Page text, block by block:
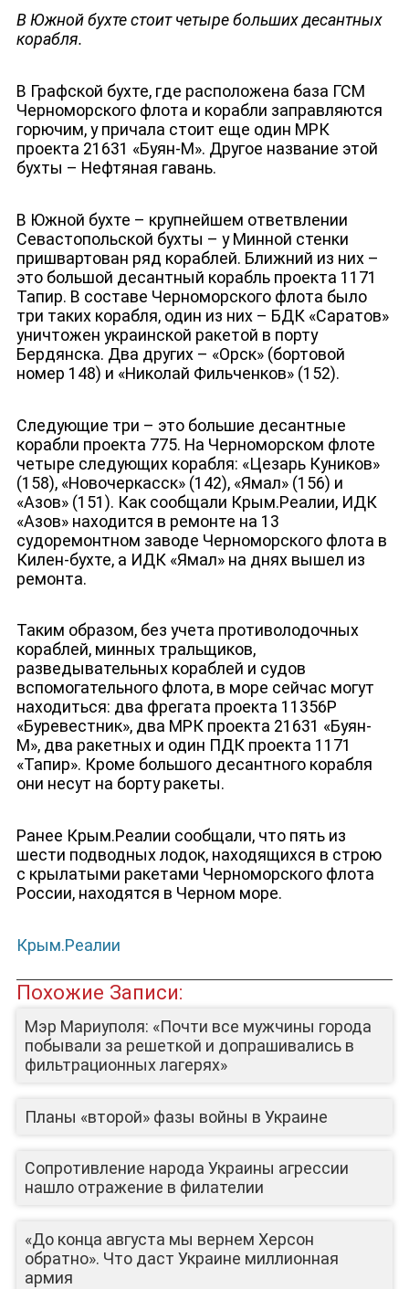
ЮТУБ-КАНАЛ
ЛИЦА КАНАЛА
В Южной бухте стоит четыре больших десантных
корабля.
В Графской бухте, где расположена база ГСМ
Черноморского флота и корабли заправляются
горючим, у причала стоит еще один МРК
проекта 21631 «Буян-М». Другое название этой
бухты – Нефтяная гавань.
В Южной бухте – крупнейшем ответвлении
Севастопольской бухты – у Минной стенки
пришвартован ряд кораблей. Ближний из них –
это большой десантный корабль проекта 1171
Тапир. В составе Черноморского флота было
три таких корабля, один из них – БДК «Саратов»
уничтожен украинской ракетой в порту
Бердянска. Два других – «Орск» (бортовой
номер 148) и «Николай Фильченков» (152).
Следующие три – это большие десантные
корабли проекта 775. На Черноморском флоте
четыре следующих корабля: «Цезарь Куников»
(158), «Новочеркасск» (142), «Ямал» (156) и
«Азов» (151). Как сообщали Крым.Реалии, ИДК
«Азов» находится в ремонте на 13
судоремонтном заводе Черноморского флота в
Килен-бухте, а ИДК «Ямал» на днях вышел из
ремонта.
Таким образом, без учета противолодочных
кораблей, минных тральщиков,
разведывательных кораблей и судов
вспомогательного флота, в море сейчас могут
находиться: два фрегата проекта 11356Р
«Буревестник», два МРК проекта 21631 «Буян-
М», два ракетных и один ПДК проекта 1171
«Тапир». Кроме большого десантного корабля
они несут на борту ракеты.
Ранее Крым.Реалии сообщали, что пять из
шести подводных лодок, находящихся в строю
с крылатыми ракетами Черноморского флота
России, находятся в Черном море.
Крым.Реалии
Похожие Записи:
Мэр Мариуполя: «Почти все мужчины города
побывали за решеткой и допрашивались в
фильтрационных лагерях»
Планы «второй» фазы войны в Украине
Сопротивление народа Украины агрессии
нашло отражение в филателии
«До конца августа мы вернем Херсон
обратно». Что даст Украине миллионная
армия